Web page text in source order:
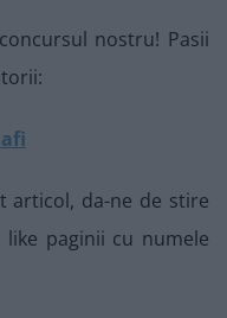
nostru! Pasii
articol, da-ne de stire
paginii cu numele